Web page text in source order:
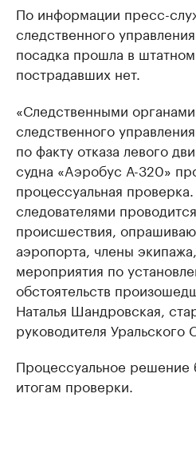
По информации пресс-
следственного
посадка прошла в
пострадавших нет.
«Следственными
следственного
по факту отказа левого
судна «Aэробус А-320»
процессуальная
следователями
происшествия,
аэропорта, члены
мероприятия по
обстоятельств
Наталья Шандровская,
руководителя Уральского
Процессуальное решение
итогам проверки.